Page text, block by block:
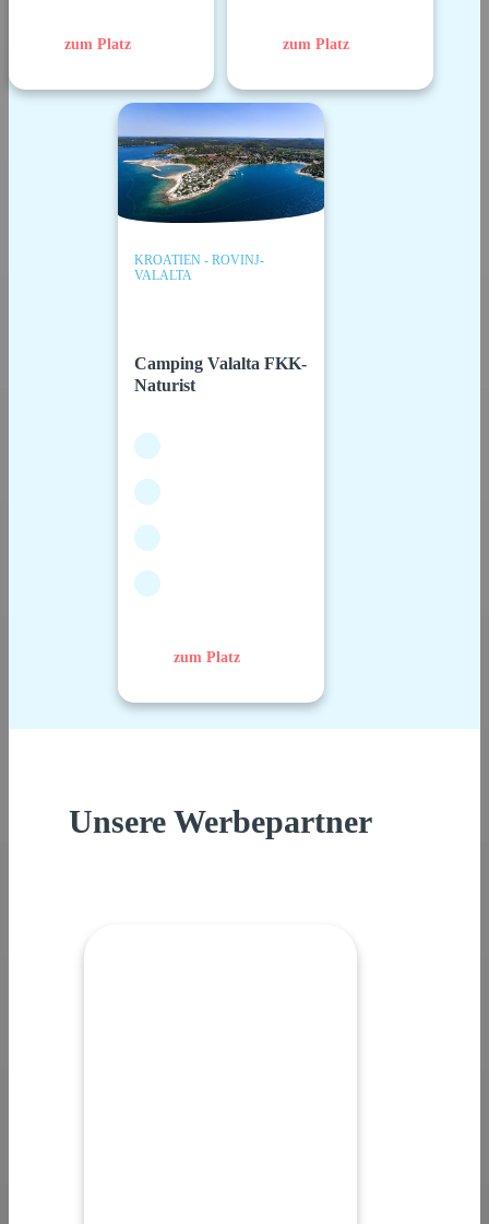
zum Platz zum Platz
KROATIEN - ROVINJ-
VALALTA
Camping Valalta FKK-
Naturist
zum Platz
Unsere Werbepartner